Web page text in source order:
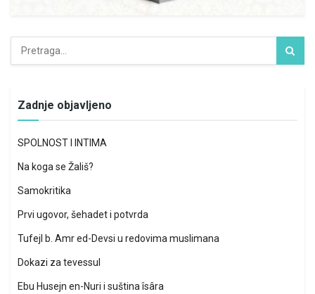
Zadnje objavljeno
SPOLNOST I INTIMA
Na koga se Žališ?
Samokritika
Prvi ugovor, šehadet i potvrda
Tufejl b. Amr ed-Devsi u redovima muslimana
Dokazi za tevessul
Ebu Husejn en-Nuri i suština îsâra